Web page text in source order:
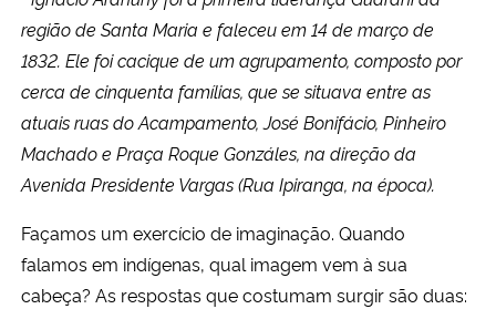
Secretaria-Geral
Secretaria de Governo
Gabinete de Segurança Institucional
Advocacia-Geral da União
Banco Central do Brasil
região de Santa Maria e faleceu em 14 de março de
1832. Ele foi cacique de um agrupamento, composto por
cerca de cinquenta famílias, que se situava entre as
atuais ruas do Acampamento, José Bonifácio, Pinheiro
Machado e Praça Roque Gonzáles, na direção da
Avenida Presidente Vargas (Rua Ipiranga, na época).
Façamos um exercício de imaginação. Quando
falamos em indígenas, qual imagem vem à sua
cabeça? As respostas que costumam surgir são duas: